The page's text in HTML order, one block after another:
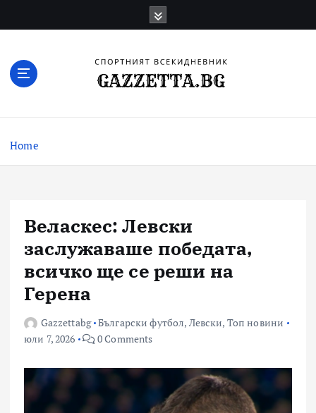
Home
Веласкес: Левски
заслужаваше победата,
всичко ще се реши на
Герена
Gazzettabg Български футбол, Левски, Топ новини
юли 7, 2026
0 Comments